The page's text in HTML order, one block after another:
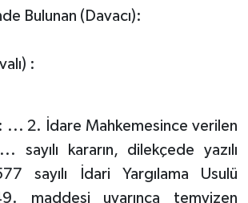
Bulunan (Davacı):
:
... 2. İdare Mahkemesince verilen
kararın, dilekçede yazılı
sayılı İdari Yargılama Usulü
maddesi uyarınca temyizen